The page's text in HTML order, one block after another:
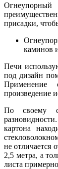
присадки,
каминов
Печи
под дизайн
Применение
произведение
По своему
картона
не отличается
2,5 метра, а
листа